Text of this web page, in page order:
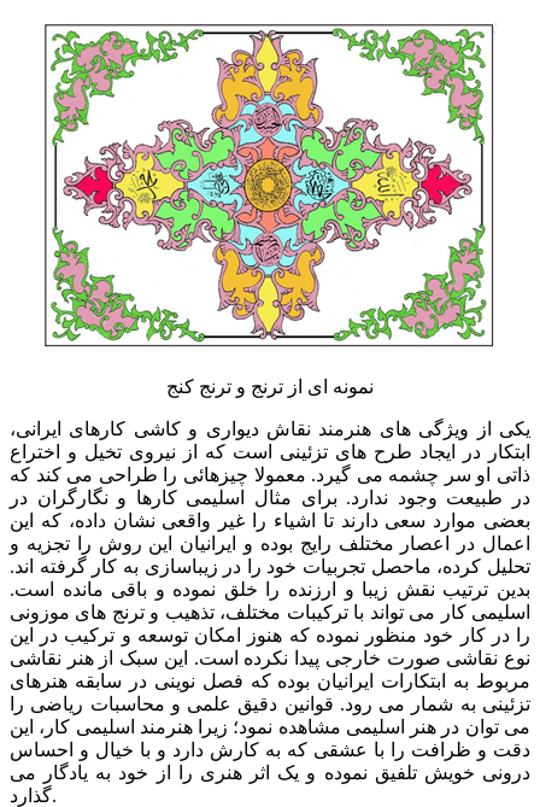
نمونه ای از ترنج و ترنج کنج
یکی از ویژگی های هنرمند نقاش دیواری و کاشی کارهای ایرانی،
ابتکار در ایجاد طرح های تزئینی است که از نیروی تخیل و اختراع
ذاتی او سر چشمه می گیرد. معمولا چیزهائی را طراحی می کند که
در طبیعت وجود ندارد. برای مثال اسلیمی کارها و نگارگران در
بعضی موارد سعی دارند تا اشیاء را غیر واقعی نشان داده، که این
اعمال در اعصار مختلف رایج بوده و ایرانیان این روش را تجزیه و
تحلیل کرده، ماحصل تجربیات خود را در زیباسازی به کار گرفته اند.
بدین ترتیب نقش زیبا و ارزنده را خلق نموده و باقی مانده است.
اسلیمی کار می تواند با ترکیبات مختلف، تذهیب و ترنج های موزونی
را در کار خود منظور نموده که هنوز امکان توسعه و ترکیب در این
نوع نقاشی صورت خارجی پیدا نکرده است. این سبک از هنر نقاشی
مربوط به ابتکارات ایرانیان بوده که فصل نوینی در سابقه هنرهای
تزئینی به شمار می رود. قوانین دقیق علمی و محاسبات ریاضی را
می توان در هنر اسلیمی مشاهده نمود؛ زیرا هنرمند اسلیمی کار، این
دقت و ظرافت را با عشقی که به کارش دارد و با خیال و احساس
درونی خویش تلفیق نموده و یک اثر هنری را از خود به یادگار می
گذارد.